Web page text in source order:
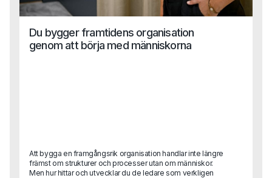
Du bygger framtidens organisation
genom att börja med människorna
Att bygga en framgångsrik organisation handlar inte längre
främst om strukturer och processer utan om människor.
Men hur hittar och utvecklar du de ledare som verkligen